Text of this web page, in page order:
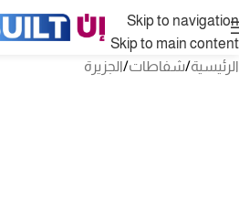
Skip to navigation
Skip to main content
الرئيسية/شفاطات/الجزيرة